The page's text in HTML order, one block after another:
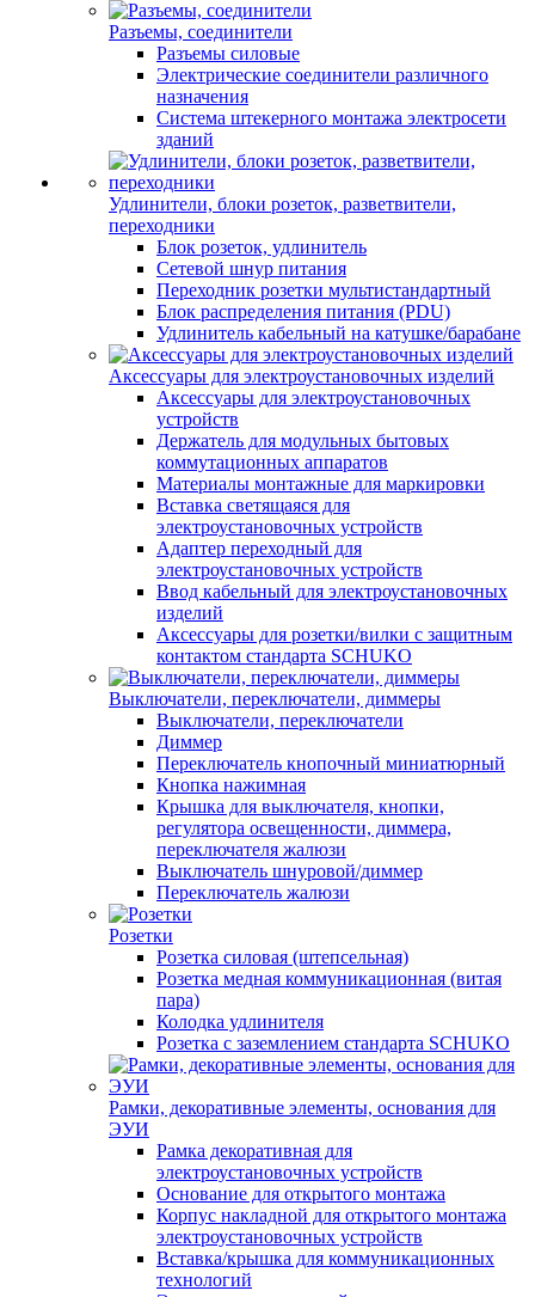
Разъемы, соединители
Разъемы силовые
Электрические соединители различного
назначения
Система штекерного монтажа электросети
зданий
Удлинители, блоки розеток, разветвители,
переходники
Блок розеток, удлинитель
Сетевой шнур питания
Переходник розетки мультистандартный
Блок распределения питания (PDU)
Удлинитель кабельный на катушке/барабане
Аксессуары для электроустановочных изделий
Аксессуары для электроустановочных
устройств
Держатель для модульных бытовых
коммутационных аппаратов
Материалы монтажные для маркировки
Вставка светящаяся для
электроустановочных устройств
Адаптер переходный для
электроустановочных устройств
Ввод кабельный для электроустановочных
изделий
Аксессуары для розетки/вилки с защитным
контактом стандарта SCHUKO
Выключатели, переключатели, диммеры
Выключатели, переключатели
Диммер
Переключатель кнопочный миниатюрный
Кнопка нажимная
Крышка для выключателя, кнопки,
регулятора освещенности, диммера,
переключателя жалюзи
Выключатель шнуровой/диммер
Переключатель жалюзи
Розетки
Розетка силовая (штепсельная)
Розетка медная коммуникационная (витая
пара)
Колодка удлинителя
Розетка с заземлением стандарта SCHUKO
Рамки, декоративные элементы, основания для
ЭУИ
Рамка декоративная для
электроустановочных устройств
Основание для открытого монтажа
Корпус накладной для открытого монтажа
электроустановочных устройств
Вставка/крышка для коммуникационных
технологий